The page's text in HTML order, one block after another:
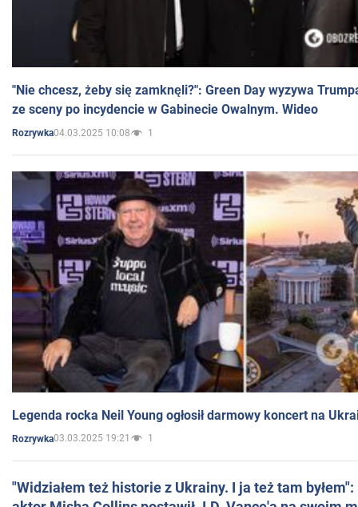
"Nie chcesz, żeby się zamknęli?": Green Day wyzywa
ze sceny po incydencie w Gabinecie Owalnym. Wideo
Rozrywka04.03.2025 10:08 1
Legenda rocka Neil Young ogłosił darmowy koncert na
Rozrywka03.03.2025 19:21 1
"Widziałem też historie z Ukrainy. I ja też tam